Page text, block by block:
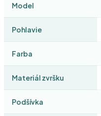
Model
Pohlavie
Farba
Materiál zvršku
Podšívka